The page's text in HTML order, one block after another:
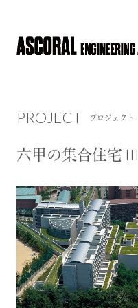
NEWS ニュース
COMPANY 会社概要
RECRUIT 採用情報
CONTACT お問い合わせ
PROJECT プロジェクト
六甲の集合住宅 III